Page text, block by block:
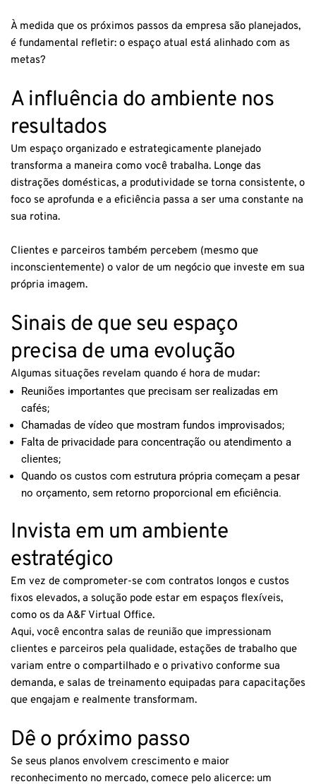
À medida que os próximos passos da empresa são planejados,
é fundamental refletir: o espaço atual está alinhado com as
metas?
A influência do ambiente nos
resultados
Um espaço organizado e estrategicamente planejado
transforma a maneira como você trabalha. Longe das
distrações domésticas, a produtividade se torna consistente, o
foco se aprofunda e a eficiência passa a ser uma constante na
sua rotina.
Clientes e parceiros também percebem (mesmo que
inconscientemente) o valor de um negócio que investe em sua
própria imagem.
Sinais de que seu espaço
precisa de uma evolução
Algumas situações revelam quando é hora de mudar:
Reuniões importantes que precisam ser realizadas em
cafés;
Chamadas de vídeo que mostram fundos improvisados;
Falta de privacidade para concentração ou atendimento a
clientes;
Quando os custos com estrutura própria começam a pesar
no orçamento, sem retorno proporcional em eficiência.
Invista em um ambiente
estratégico
Em vez de comprometer-se com contratos longos e custos
fixos elevados, a solução pode estar em espaços flexíveis,
como os da A&F Virtual Office.
Aqui, você encontra salas de reunião que impressionam
clientes e parceiros pela qualidade, estações de trabalho que
variam entre o compartilhado e o privativo conforme sua
demanda, e salas de treinamento equipadas para capacitações
que engajam e realmente transformam.
Dê o próximo passo
Se seus planos envolvem crescimento e maior
reconhecimento no mercado, comece pelo alicerce: um